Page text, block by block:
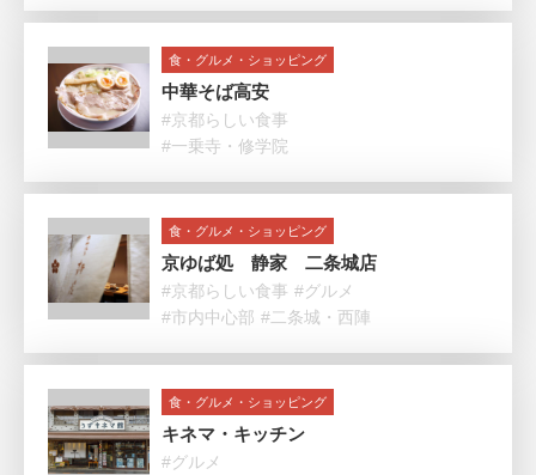
食・グルメ・ショッピング
中華そば高安
#京都らしい食事
#一乗寺・修学院
食・グルメ・ショッピング
京ゆば処 静家 二条城店
#京都らしい食事 #グルメ
#市内中心部 #二条城・西陣
食・グルメ・ショッピング
キネマ・キッチン
#グルメ